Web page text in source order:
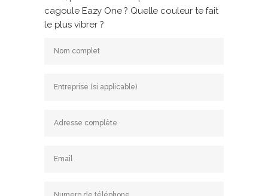
cagoule Eazy One ? Quelle couleur te fait
le plus vibrer ?